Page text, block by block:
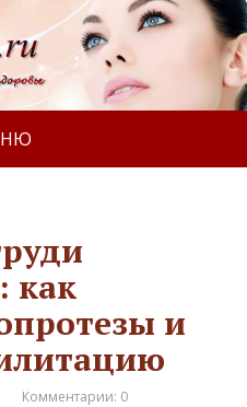
как
и
Комментарии: 0